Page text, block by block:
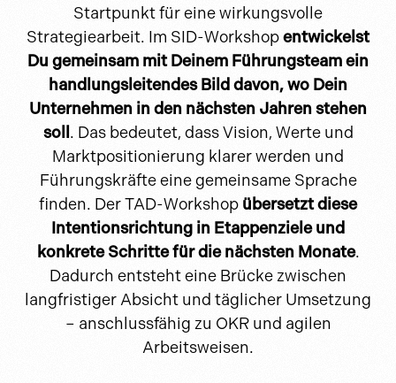
Startpunkt für eine wirkungsvolle
Strategiearbeit. Im SID-Workshopentwickelst
Du gemeinsam mit Deinem Führungsteam ein
handlungsleitendes Bild davon, wo Dein
Unternehmen in den nächsten Jahren stehen
soll . Das bedeutet, dass Vision, Werte und
Marktpositionierung klarer werden und
Führungskräfte eine gemeinsame Sprache
finden. Der TAD-Workshop übersetzt diese
Intentionsrichtung in Etappenziele und
konkrete Schritte für die nächsten Monate.
Dadurch entsteht eine Brücke zwischen
langfristiger Absicht und täglicher Umsetzung
– anschlussfähig zu OKR und agilen
Arbeitsweisen.